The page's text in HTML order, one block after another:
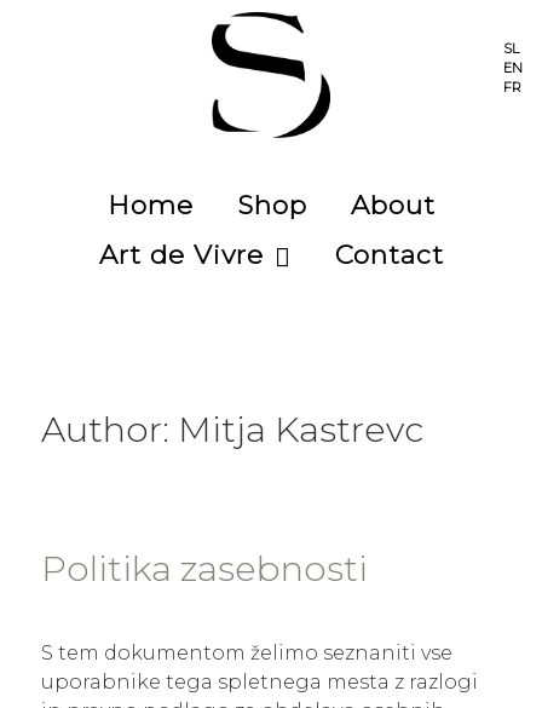
Home Shop
About
Art de Vivre
Contact
SL
EN
FR
Author: Mitja Kastrevc
Politika zasebnosti
S tem dokumentom želimo seznaniti vse
uporabnike tega spletnega mesta z razlogi